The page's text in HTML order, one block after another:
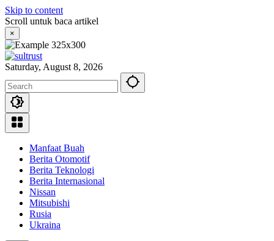
Skip to content
Scroll untuk baca artikel
×
Saturday, August 8, 2026
Manfaat Buah
Berita Otomotif
Berita Teknologi
Berita Internasional
Nissan
Mitsubishi
Rusia
Ukraina